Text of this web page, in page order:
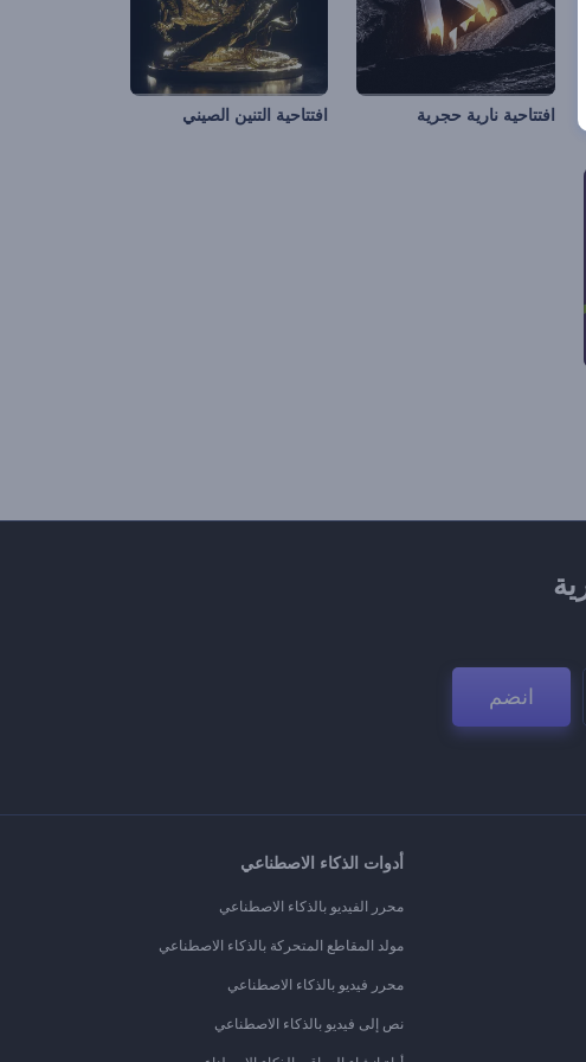
افتتاحية نارية حجرية افتتاحية التنين الصيني
انضم
أدوات الذكاء الاصطناعي
محرر الفيديو بالذكاء الاصطناعي
مولد المقاطع المتحركة بالذكاء الاصطناعي
محرر فيديو بالذكاء الاصطناعي
نص إلى فيديو بالذكاء الاصطناعي